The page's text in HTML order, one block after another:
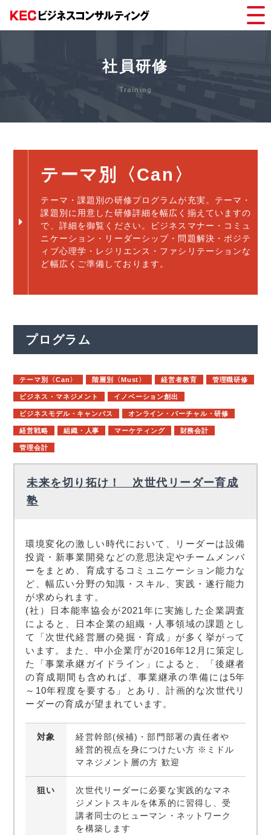
社員研修
テーマ別〈Can〉
テーマ・課題別の研修プログラムが充実。テーマ・
課題別に用意した研修詳細を幅広く揃えていますの
で、詳細を御覧ください。ビジネスマナー・コミュ
ニケーション・リーダーシップ・問題解決・ポジテ
ィブ心理学・レジリエンス・ファシリテーションな
ど幅広くご準備しております。
プログラム
テーマ別〈Can〉 階層別〈Must〉 経営者教育 管理職研修
ビジネス・マネジメント イノベーション創出
ビジネスモデル・キャンバス オンライン・バーチャル・研修
経営戦略 組織・人事 マーケティング 財務会計
管理会計
未来を切り拓け！ 次世代リーダー育成
塾
環境変化の激しい時代において、リーダーは設備
投資・新事業開発などの意思決定やチームメンバ
ーをまとめ、育成するコミュニケーション能力な
ど、幅広い分野の知識・スキル、実践・遂行能力
が求められます。
(社）日本能率協会が2021年に実施した企業調査
によると、日本企業の組織・人事領域の課題とし
て「次世代経営層の発掘・育成」が多く挙がって
います。また、中小企業庁が2016年12月に策定し
た「事業承継ガイドライン」によると、「後継者
の育成期間も含めれば、事業継承の準備には5年
～10年程度を要する」とあり、計画的な次世代リ
ーダーの育成が望まれています。
対象
経営幹部(候補)・部門部署の責任者や
経営的視点を身につけたい方 ※ミドル
マネジメント層の方 歓迎
狙い
次世代リーダーに必要な実践的なマネ
ジメントスキルを体系的に習得し、受
講者同士のヒューマン・ネットワーク
を構築します